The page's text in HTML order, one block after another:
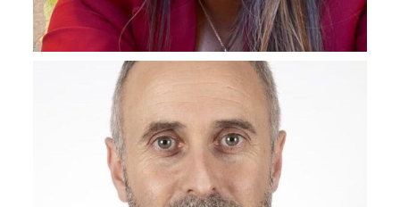
Lilibeth Polo
Miembro comité